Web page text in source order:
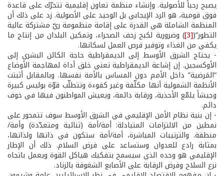
يصبح رحباً للأصولية. وإنشاء منظمة تعاون إقليمية تتحرّك على قاعدة
فوق قومية، هو الرد الإيجابي بل الوحيد على الأصولية. زد على ذلك أن
المنظمة الشاملة هي القدرة على إقامة منظمومة ريّ مشتركة عالية
التطور”([3] ) وضرورية لكبح زحف الصحراء، وتمكين البلدان من إنتاج ما
يكفي من الغذاء وتوفير فرص العمل لسكانها.
- يحتاج الشرق الأوسط إلى الديمقراطية حاجة الكائن البشري إلى
الأوكسجين. إن إشاعة الديمقراطية تعني خلق أداة لمهاجمة الأوضاع
“المَرضية” داخل الأمم دون المساس بالأمة نفسها. وبالمقابل أثبتت
الأنظمة الشمولية أنها مكلّفة وغير كفوءة وتتطلّب قوّة بوليس كبيرة
وجيشاً يلمّع الأحذية، ورقابة دائمة، ويعيش المواطنون فيها في خوف
دائم.
- إن بنية نظام الأمن الإقليمي في الشرق الأوسط سوف تتمحور على
نمطين من الالتزامات المتبادلة: أمة/أمة (ثنائية ومتعدّدة) وأمة/
منطقة. والترتيبات المباشرة، أمة/أمة ستكون في ذاتها ولذاتها،
بمثابة رادع للعدوان وستساعد على فرض السلام. ذلك أن الإطار
الإقليمي هو وحده الذي سيسمح بتفكيك هياكل القوة ويعمل باتجاه
نزع السلاح وفرض الرقابة على الأصابع الشغوفة بالزناد.